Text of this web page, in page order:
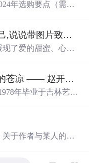
策略卡’两大实操工
年选购要点（需求
）、航拍运镜逻辑
与电池/滤镜等关键
c语言考试的说说带图片致自己,说说带图片致自己励志2020
了爱的甜蜜、心碎
告别和治愈，有的
瞬间，如同雨后皱
delphi framerect 画透明_隽永的苍凉 —— 赵开坤的人与画
年毕业于吉林艺术
家。隽永的苍凉——
画大展中，赵开坤
关于作者与某人的十